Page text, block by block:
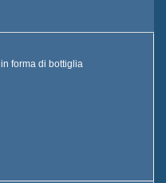
forma di bottiglia